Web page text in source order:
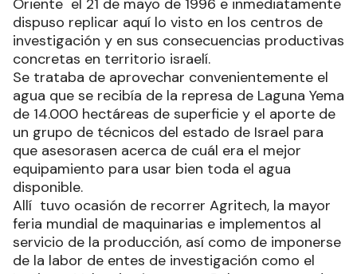
dispuso replicar aquí lo visto en los centros de
investigación y en sus consecuencias productivas
concretas en territorio israelí.
Se trataba de aprovechar convenientemente el
agua que se recibía de la represa de Laguna Yema
de 14.000 hectáreas de superficie y el aporte de
un grupo de técnicos del estado de Israel para
que asesorasen acerca de cuál era el mejor
equipamiento para usar bien toda el agua
disponible.
Allí tuvo ocasión de recorrer Agritech, la mayor
feria mundial de maquinarias e implementos al
servicio de la producción, así como de imponerse
de la labor de entes de investigación como el